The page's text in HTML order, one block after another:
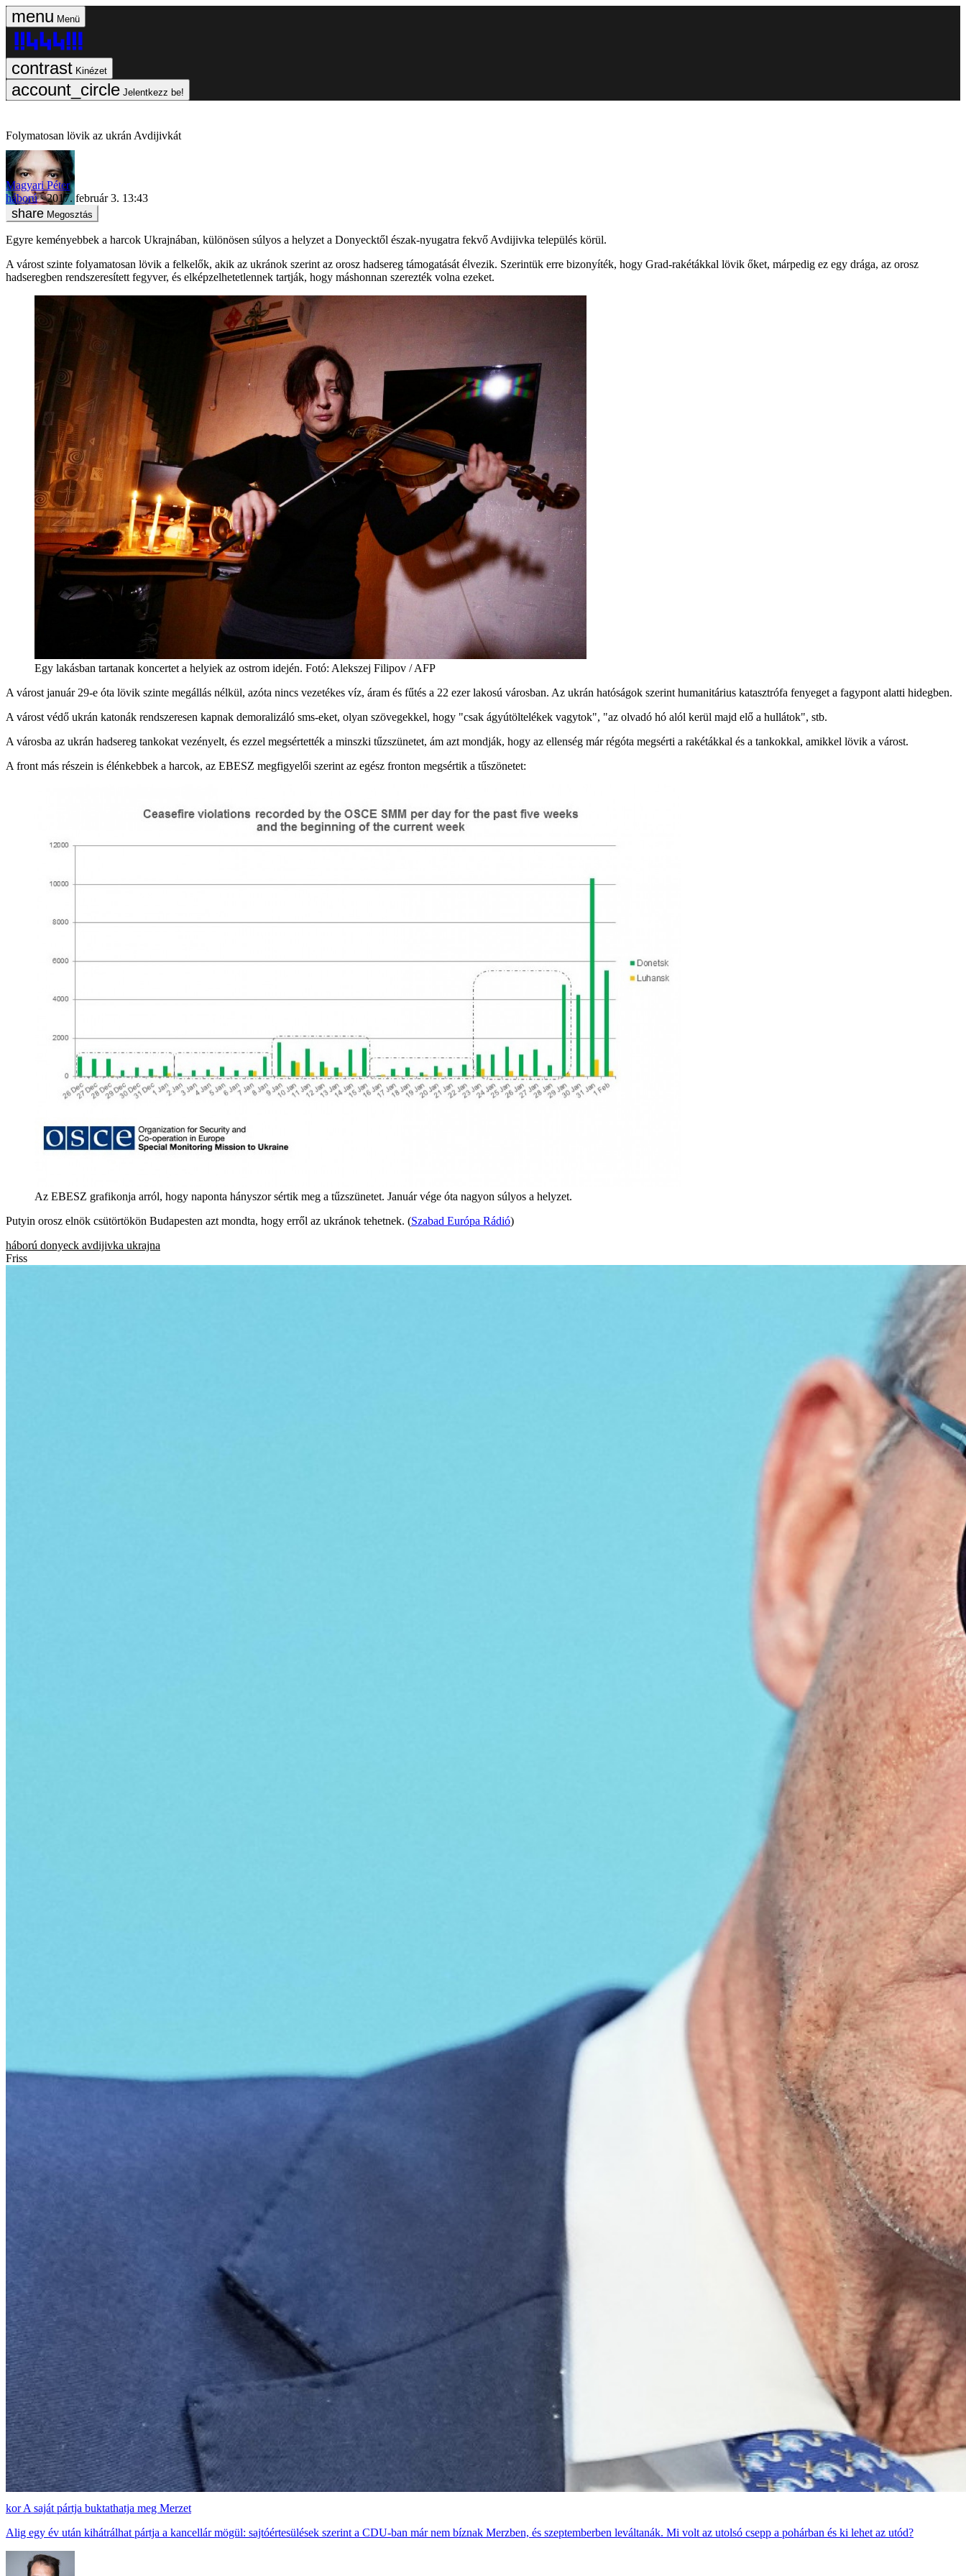
Menü
Kinézet
Jelentkezz be!
Folymatosan lövik az ukrán Avdijivkát
Magyari Péter
háború
2017. február 3. 13:43
Megosztás
Egyre keményebbek a harcok Ukrajnában, különösen súlyos a helyzet a Donyecktől észak-nyugatra fekvő Avdijivka település körül.
A várost szinte folyamatosan lövik a felkelők, akik az ukránok szerint az orosz hadsereg támogatását élvezik. Szerintük erre bizonyíték, hogy Grad-rakétákkal lövik őket, márpedig ez egy drága, az orosz
hadseregben rendszeresített fegyver, és elképzelhetetlennek tartják, hogy máshonnan szerezték volna ezeket.
Egy lakásban tartanak koncertet a helyiek az ostrom idején. Fotó: Alekszej Filipov / AFP
A várost január 29-e óta lövik szinte megállás nélkül, azóta nincs vezetékes víz, áram és fűtés a 22 ezer lakosú városban. Az ukrán hatóságok szerint humanitárius katasztrófa fenyeget a fagypont alatti hidegben.
A várost védő ukrán katonák rendszeresen kapnak demoralizáló sms-eket, olyan szövegekkel, hogy "csak ágyútöltelékek vagytok", "az olvadó hó alól kerül majd elő a hullátok", stb.
A városba az ukrán hadsereg tankokat vezényelt, és ezzel megsértették a minszki tűzszünetet, ám azt mondják, hogy az ellenség már régóta megsérti a rakétákkal és a tankokkal, amikkel lövik a várost.
A front más részein is élénkebbek a harcok, az EBESZ megfigyelői szerint az egész fronton megsértik a tűszönetet:
Az EBESZ grafikonja arról, hogy naponta hányszor sértik meg a tűzszünetet. Január vége óta nagyon súlyos a helyzet.
Putyin orosz elnök csütörtökön Budapesten azt mondta, hogy erről az ukránok tehetnek. (Szabad Európa Rádió)
háború donyeck avdijivka ukrajna
Friss
A saját pártja buktathatja meg Merzet
Alig egy év után kihátrálhat pártja a kancellár mögül: sajtóértesülések szerint a CDU-ban már nem bíznak Merzben, és szeptemberben leváltanák. Mi volt az utolsó csepp a pohárban és ki lehet az utód?